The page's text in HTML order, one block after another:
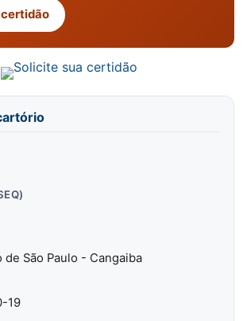
de São Paulo - Cangaiba
19